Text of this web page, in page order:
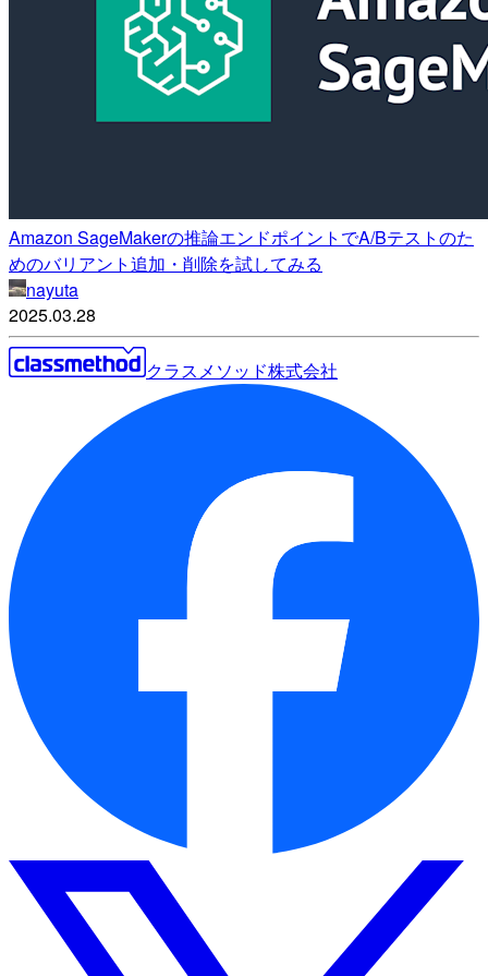
Amazon SageMakerの推論エンドポイントでA/Bテストのた
めのバリアント追加・削除を試してみる
nayuta
2025.03.28
クラスメソッド株式会社